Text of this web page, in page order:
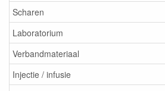
Scharen
Laboratorium
Verbandmateriaal
Injectie / infusie